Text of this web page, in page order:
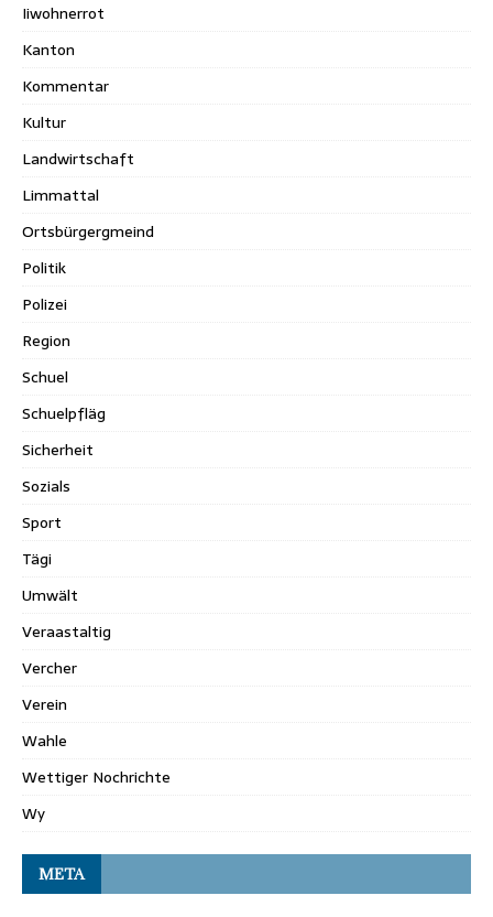
Iiwohnerrot
Kanton
Kommentar
Kultur
Landwirtschaft
Limmattal
Ortsbürgergmeind
Politik
Polizei
Region
Schuel
Schuelpfläg
Sicherheit
Sozials
Sport
Tägi
Umwält
Veraastaltig
Vercher
Verein
Wahle
Wettiger Nochrichte
Wy
META